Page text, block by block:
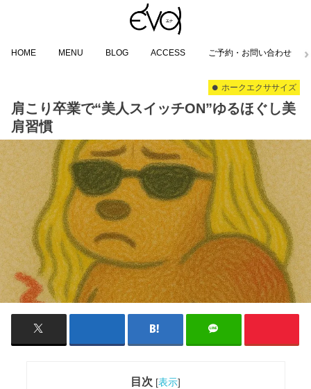
HOME MENU BLOG ACCESS ご予約・お問い合わせ
ホークエクササイズ
肩こり卒業で“美人スイッチON”ゆるほぐし美
肩習慣
目次 [表示]